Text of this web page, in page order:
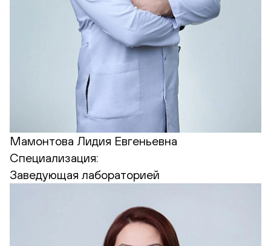
Мамонтова Лидия Евгеньевна
Специализация:
Заведующая лабораторией